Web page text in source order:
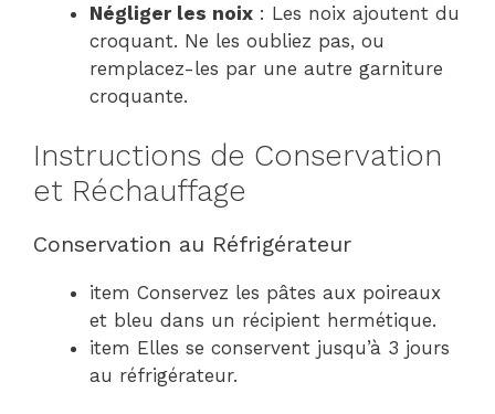
Négliger les noix : Les noix ajoutent du
croquant. Ne les oubliez pas, ou
remplacez-les par une autre garniture
croquante.
Instructions de Conservation
et Réchauffage
Conservation au Réfrigérateur
item Conservez les pâtes aux poireaux
et bleu dans un récipient hermétique.
item Elles se conservent jusqu’à 3 jours
au réfrigérateur.